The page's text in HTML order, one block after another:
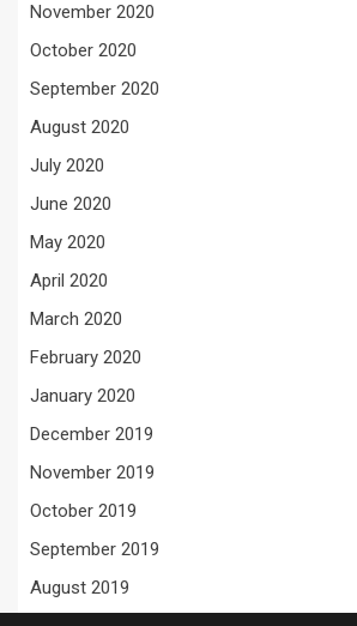
November 2020
October 2020
September 2020
August 2020
July 2020
June 2020
May 2020
April 2020
March 2020
February 2020
January 2020
December 2019
November 2019
October 2019
September 2019
August 2019